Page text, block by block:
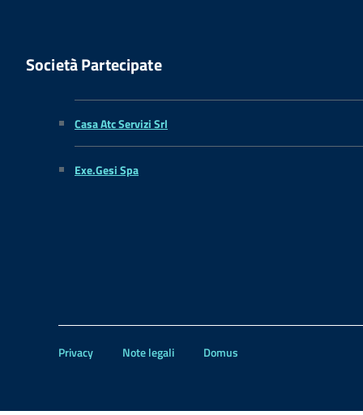
Società Partecipate
Casa Atc Servizi Srl
Exe.Gesi Spa
Privacy Note legali Domus